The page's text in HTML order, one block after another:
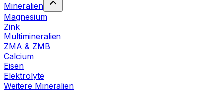
Mineralien
Magnesium
Zink
Multimineralien
ZMA & ZMB
Calcium
Eisen
Elektrolyte
Weitere Mineralien